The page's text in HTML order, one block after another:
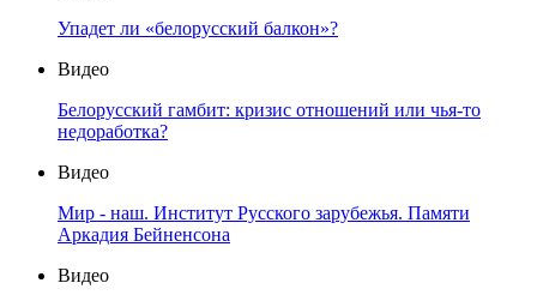
Упадет ли «белорусский балкон»?
Видео
Белорусский гамбит: кризис отношений или чья-то
недоработка?
Видео
Мир - наш. Институт Русского зарубежья. Памяти
Аркадия Бейненсона
Видео